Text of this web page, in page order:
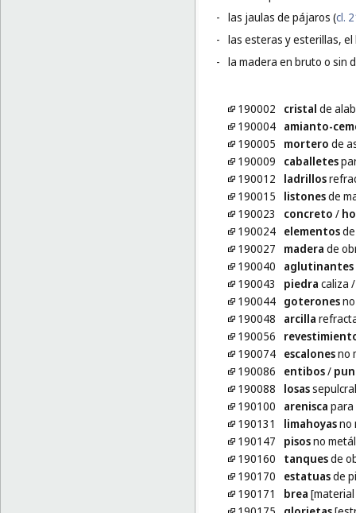
- las jaulas de pájaros (cl.
- las esteras y esterillas,
- la madera en bruto o sin
190002 cristal de
190004 amianto-
190005
mortero de
190009
caballetes
190012
ladrillos
190015
listonesde
190023
concreto /
190024 elementosde
190027
madera de
190040
aglutinantes
190043
piedra caliza
190044 goteronesno
190048
arcilla
190056
190074 escalonesno
190086
entibos/
190088
losas
190100
arenisca para
190131
limahoyasno
190147
pisosno
190160
tanquesde
190170
estatuasde
190171
brea